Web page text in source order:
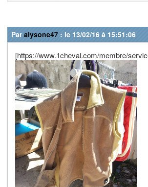
Paralysone47 : le 13/02/16 à 15:51:06
[https://www.1cheval.com/membre/